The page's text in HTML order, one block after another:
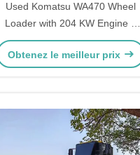
Used Komatsu WA470 Wheel
Loader with 204 KW Engine 1
Year Warranty for Earthmoving
Machinery
Obtenez le meilleur prix